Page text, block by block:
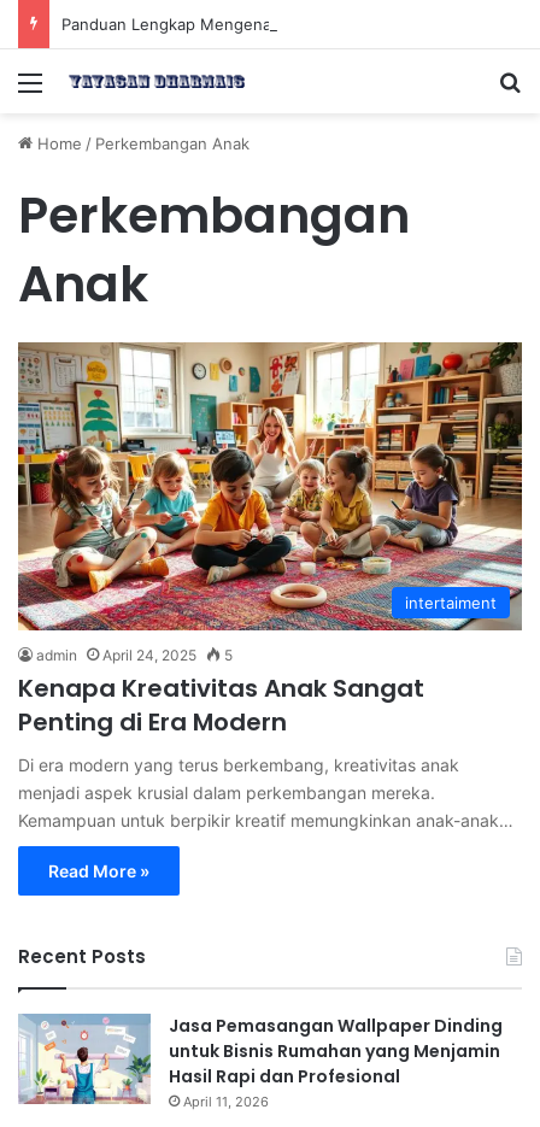
Menu
Home / Perkembangan Anak
Perkembangan
Anak
intertaiment
admin April 24, 2025 5
Kenapa Kreativitas Anak Sangat
Penting di Era Modern
Di era modern yang terus berkembang, kreativitas anak
menjadi aspek krusial dalam perkembangan mereka.
Kemampuan untuk berpikir kreatif memungkinkan anak-anak…
Read More »
Recent Posts
Jasa Pemasangan Wallpaper Dinding
untuk Bisnis Rumahan yang Menjamin
Hasil Rapi dan Profesional
April 11, 2026